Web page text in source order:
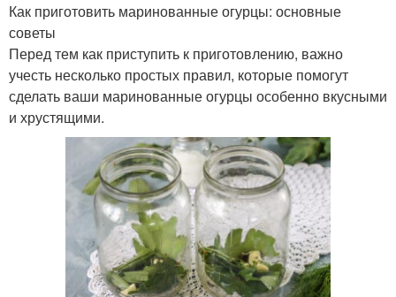
Огурцы без
стерилизации
Огурцы для зимнего
хранения
Резаные огурцы Острые огурцы
Дольки с чесноком Огурцы для заготовки
Как приготовить маринованные огурцы: основные
советы
Перед тем как приступить к приготовлению, важно
учесть несколько простых правил, которые помогут
сделать ваши маринованные огурцы особенно вкусными
и хрустящими.